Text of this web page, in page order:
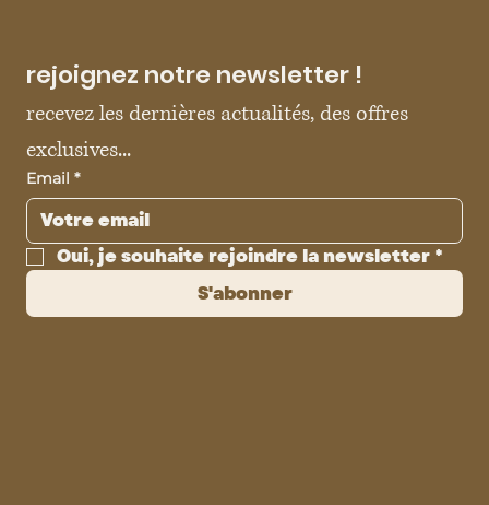
rejoignez notre newsletter !
recevez les dernières actualités, des offres
exclusives...
Email *
Oui, je souhaite rejoindre la newsletter *
S'abonner